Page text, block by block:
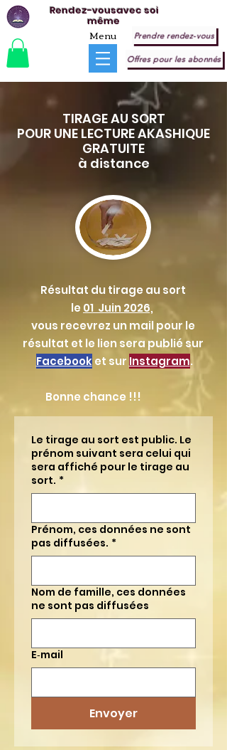
Rendez-vousavec soi
même
Menu Prendre rendez-vous
Offres pour les abonnés
TIRAGE AU SORT
POUR UNE LECTURE AKASHIQUE
GRATUITE
à distance
Résultat du tirage au sort
le 01 Juin 2026,
vous recevrez un mail pour le
résultat et le lien sera publié sur
Facebooket sur Instagram.
Bonne chance !!!
Le tirage au sort est public. Le
prénom suivant sera celui qui
sera affiché pour le tirage au
sort. *
Prénom, ces données ne sont
pas diffusées. *
Nom de famille, ces données
ne sont pas diffusées
E‑mail
Envoyer